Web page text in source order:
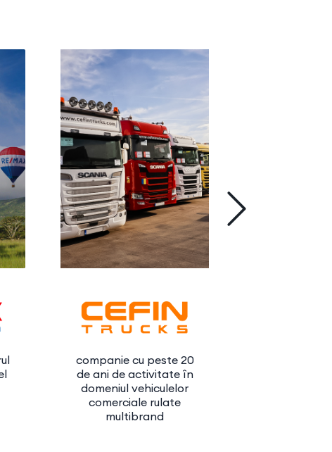
companie cu peste 20
de ani de activitate în
domeniul vehiculelor
comerciale rulate
multibrand